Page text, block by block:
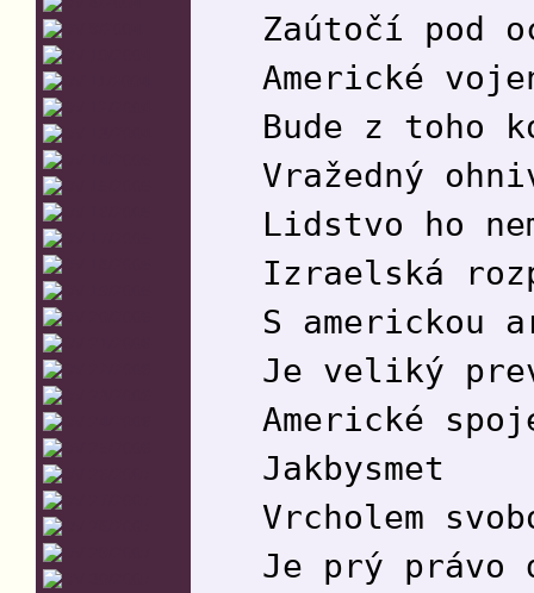
Zaútočí pod
Americké
Bude z toho
Vražedný
Lidstvo ho
Izraelská
S americkou
Je veliký
Americké
Jakbysmet
Vrcholem
Je prý právo